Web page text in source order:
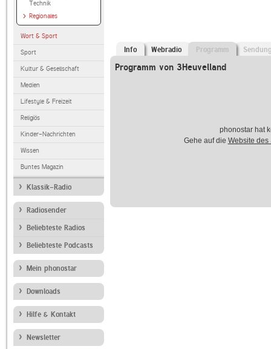
Technik
Regionales
Wort & Sport
Sport
Kultur & Gesellschaft
Medien
Lifestyle & Freizeit
Religiös
Kinder-Nachrichten
Wissen
Buntes Magazin
Klassik-Radio
Radiosender
Beliebteste Radios
Beliebteste Podcasts
Mein phonostar
Downloads
Hilfe & Kontakt
Newsletter
Info Webradio Programm
Programm von 3Heuvelland
phonostar hat
Gehe auf die Website des